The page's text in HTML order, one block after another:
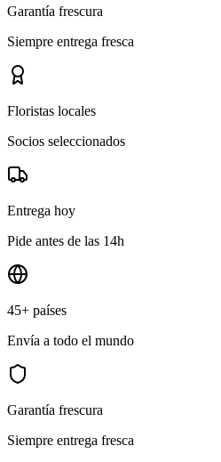
Garantía frescura
Siempre entrega fresca
Floristas locales
Socios seleccionados
Entrega hoy
Pide antes de las 14h
45+ países
Envía a todo el mundo
Garantía frescura
Siempre entrega fresca